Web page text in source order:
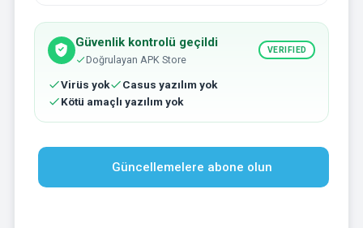
Güvenlik kontrolü geçildi
Doğrulayan APK Store
VERIFIED
Virüs yok
Casus yazılım yok
Kötü amaçlı yazılım yok
Güncellemelere abone olun